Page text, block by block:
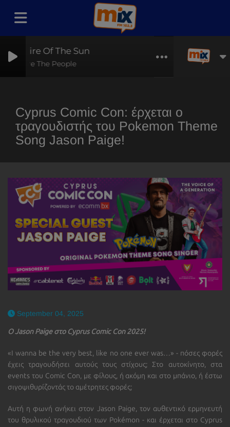
Empire Of The Sun
We Are The People
Cyprus Comic Con: έρχεται ο
τραγουδιστής του Pokemon Theme
Song Jason Paige!
September 04, 2025
Ο Jason Paige στο Cyprus Comic Con 2025!
«I wanna be the very best, like no one ever was…» -πόσες φορές
έχεις τραγουδήσει αυτούς τους στίχους; Στο αυτοκίνητο, στα
events του Comic Con, με φίλους, ή ακόμη και στο μπάνιο, ή έστω
σιγοψιθυρίζοντάς το αμέτρητες φορές;
Αυτή η φωνή ανήκει στον Jason Paige, τον αυθεντικό ερμηνευτή
του θρυλικού τραγουδιού των Pokémon - και έρχεται στο Cyprus